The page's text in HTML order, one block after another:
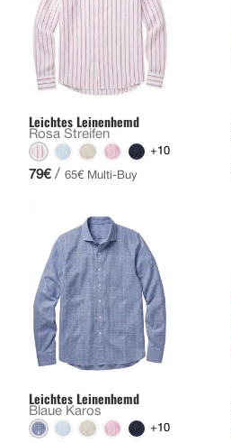
Leichtes Leinenhemd
Rosa Streifen
+10
79€ / 65€ Multi-Buy
Leichtes Leinenhemd
Blaue Karos
+10